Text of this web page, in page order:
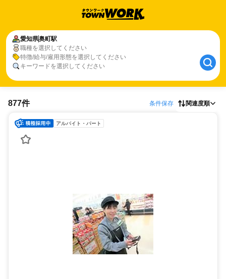
愛知県奥町駅
職種を選択してください
特徴/給与/雇用形態を選択してください
キーワードを選択してください
877件 条件保存 関連度順
アルバイト・パート